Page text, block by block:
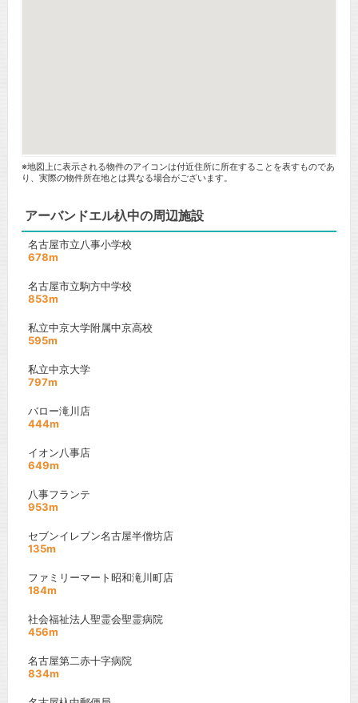
※地図上に表示される物件のアイコンは付近住所に所在することを表すものであ
り、実際の物件所在地とは異なる場合がございます。
アーバンドエル杁中の周辺施設
名古屋市立八事小学校
678m
名古屋市立駒方中学校
853m
私立中京大学附属中京高校
595m
私立中京大学
797m
バロー滝川店
444m
イオン八事店
649m
八事フランテ
953m
セブンイレブン名古屋半僧坊店
135m
ファミリーマート昭和滝川町店
184m
社会福祉法人聖霊会聖霊病院
456m
名古屋第二赤十字病院
834m